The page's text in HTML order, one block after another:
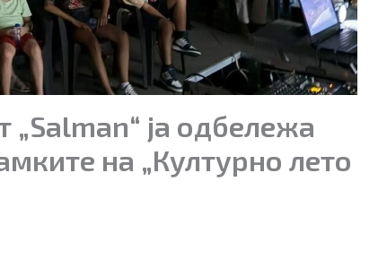
ја одбележа
на „Културно лето